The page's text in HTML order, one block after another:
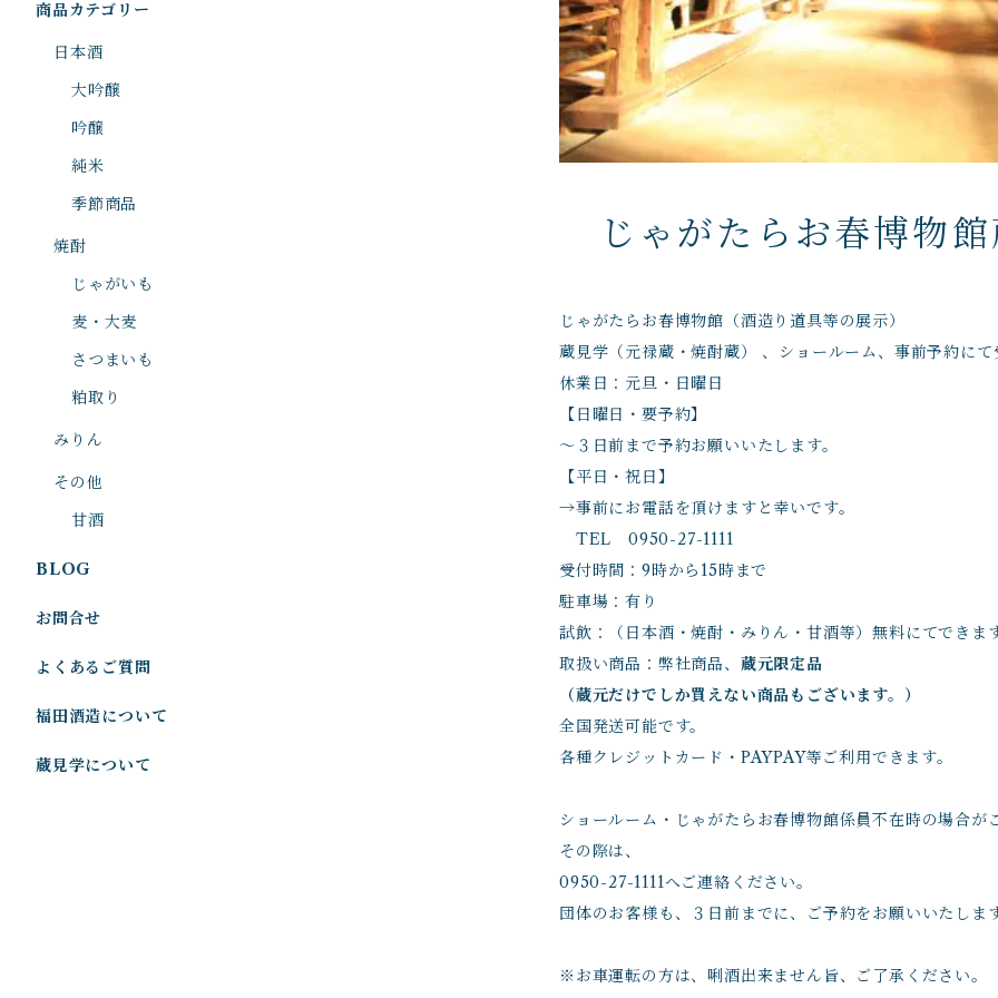
じゃがたらお春博物
じゃがたらお春博物館（酒造り道具等の展示）
蔵見学（元禄蔵・焼酎蔵） 、ショールーム、事前予約にて
休業日：元旦・日曜日
【日曜日・要予約】
～３日前まで予約お願いいたします。
【平日・祝日】
→事前にお電話を頂けますと幸いです。
TEL 0950-27-1111
受付時間：9時から15時まで
駐車場：有り
試飲：（日本酒・焼酎・みりん・甘酒等）無料にてできます
取扱い商品：弊社商品、 蔵元限定品
（蔵元だけでしか買えない商品もございます。）
全国発送可能です。
各種クレジットカード・PAYPAY等ご利用できます。
ショールーム・じゃがたらお春博物館係員不在時の場合が
その際は、
0950-27-1111へご連絡ください。
団体のお客様も、３日前までに、ご予約をお願いいたします
※お車運転の方は、唎酒出来ません旨、ご了承ください。
商品カテゴリー
日本酒
大吟醸
吟醸
純米
季節商品
焼酎
じゃがいも
麦・大麦
さつまいも
粕取り
みりん
その他
甘酒
BLOG
お問合せ
よくあるご質問
福田酒造について
蔵見学について